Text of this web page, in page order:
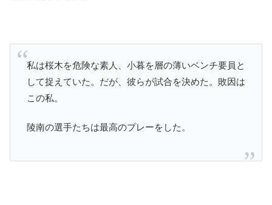
私は桜木を危険な素人、小暮を層の薄いベンチ要員と
して捉えていた。だが、彼らが試合を決めた。敗因は
この私。
陵南の選手たちは最高のプレーをした。